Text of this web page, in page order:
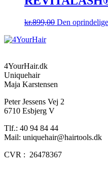
kr.899,00 Den
4YourHair.dk
Uniquehair
Maja Karstensen
Peter Jessens Vej 2
6710 Esbjerg V
Tlf.: 40 94 84 44
Mail: uniquehair@hairtools.dk
CVR : 26478367